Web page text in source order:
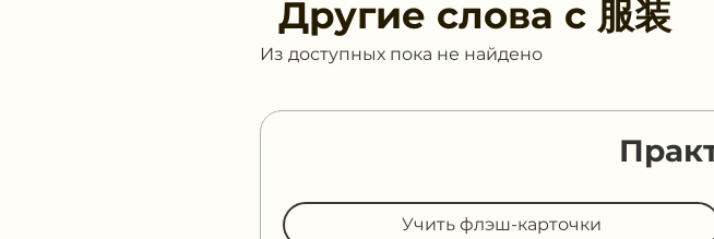
Другие слова с 服装
Из доступных пока не найдено
Учить флэш-карточки